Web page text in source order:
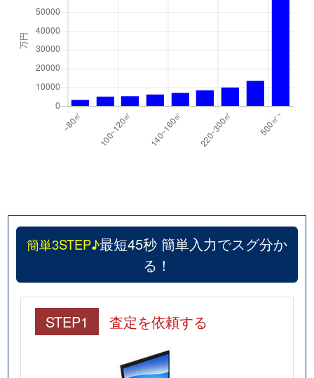
簡単3STEP♪最短45秒 簡単入力でスグ分か
る！
STEP1 査定を依頼する